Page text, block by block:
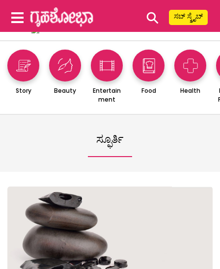
⚲ ಸಬ್ ಸ್ಕ್ರೈಬ್
Story Beauty
Entertain
ment
Food Health
ಸ್ಫೂರ್ತಿ